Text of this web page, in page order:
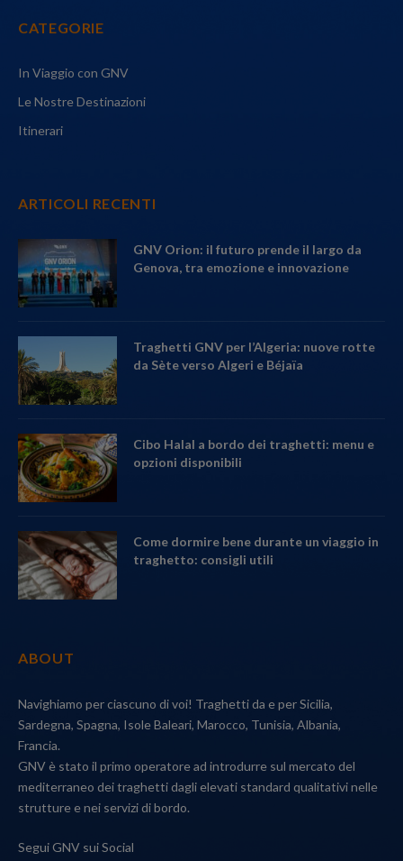
CATEGORIE
In Viaggio con GNV
Le Nostre Destinazioni
Itinerari
ARTICOLI RECENTI
GNV Orion: il futuro prende il largo da
Genova, tra emozione e innovazione
Traghetti GNV per l’Algeria: nuove rotte
da Sète verso Algeri e Béjaïa
Cibo Halal a bordo dei traghetti: menu e
opzioni disponibili
Come dormire bene durante un viaggio in
traghetto: consigli utili
ABOUT
Navighiamo per ciascuno di voi! Traghetti da e per Sicilia,
Sardegna, Spagna, Isole Baleari, Marocco, Tunisia, Albania,
Francia.
GNV è stato il primo operatore ad introdurre sul mercato del
mediterraneo dei traghetti dagli elevati standard qualitativi nelle
strutture e nei servizi di bordo.
Segui GNV sui Social